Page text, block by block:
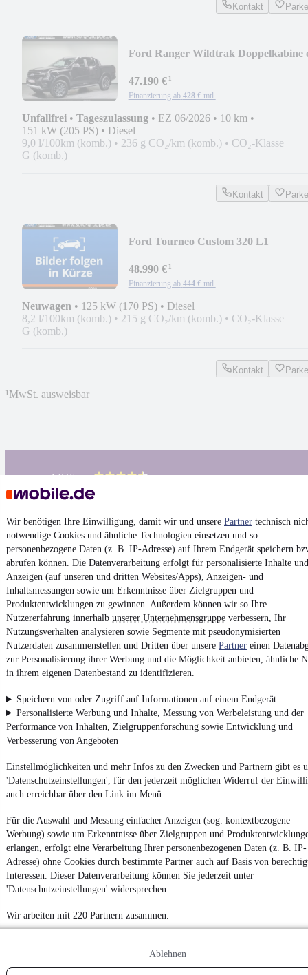
Wir benötigen Ihre Einwilligung, damit wir und unsere Partner technisch
notwendige Cookies und ähnliche Technologien einsetzen und so
personenbezogene Daten (z. B. IP-Adresse) auf Ihrem Endgerät speichern
abrufen können. Die Datenverarbeitung erfolgt für personalisierte Inhalte und
Anzeigen (auf unseren und dritten Websites/Apps), Anzeigen- und
Inhaltsmessungen sowie um Erkenntnisse über Zielgruppen und
Produktentwicklungen zu gewinnen. Außerdem können wir so Ihre
Nutzererfahrung innerhalb unserer Unternehmensgruppe verbessern, Ihr
Nutzungsverhalten analysieren sowie Segmente mit pseudonymisierten
Nutzerdaten zusammenstellen und Dritten über unsere Partner einen
zur Personalisierung ihrer Werbung und die Möglichkeit anbieten, ähnliche
in ihrem eigenen Datenbestand zu identifizieren.
Speichern von oder Zugriff auf Informationen auf einem Endgerät
Personalisierte Werbung und Inhalte, Messung von Werbeleistung und der
Performance von Inhalten, Zielgruppenforschung sowie Entwicklung und
Verbesserung von Angeboten
Einstellmöglichkeiten und mehr Infos zu den Zwecken und Partnern gibt es
'Datenschutzeinstellungen', für den jederzeit möglichen Widerruf der
auch erreichbar über den Link im Menü.
Für die Auswahl und Messung einfacher Anzeigen (sog. kontextbezogene
Werbung) sowie um Erkenntnisse über Zielgruppen und
erlangen, erfolgt eine Verarbeitung Ihrer personenbezogenen Daten (z. B. IP-
Adresse) ohne Cookies durch bestimmte Partner auch auf Basis von
Interessen. Dieser Datenverarbeitung können Sie jederzeit unter
'Datenschutzeinstellungen' widersprechen.
Wir arbeiten mit 220 Partnern zusammen.
Ablehnen
Kontakt
Ford Ranger Wildtrak Doppelkabine
47.190 €¹
Finanzierung ab 428 € mtl.
Unfallfrei • Tageszulassung • EZ 06/2026 • 10 km •
151 kW (205 PS) • Diesel
9,0 l/100km (komb.) • 236 g CO₂/km (komb.) • CO₂-Klasse
G (komb.)
Kontakt
Ford Tourneo Custom 320 L1
48.990 €¹
Finanzierung ab 444 € mtl.
Neuwagen • 125 kW (170 PS) • Diesel
8,2 l/100km (komb.) • 215 g CO₂/km (komb.) • CO₂-Klasse
G (komb.)
Kontakt
¹MwSt. ausweisbar
4.6 Sterne
Nutze mobile.de schnell und einfach
Impressum
AGB
Vertrag widerrufen
Datenschutz
Datenschutzeinstellungen
Erklärung zur Barrierefreiheit
Report Security Vulnerability (English)
Powered by
TopFord Leasing-Angebote